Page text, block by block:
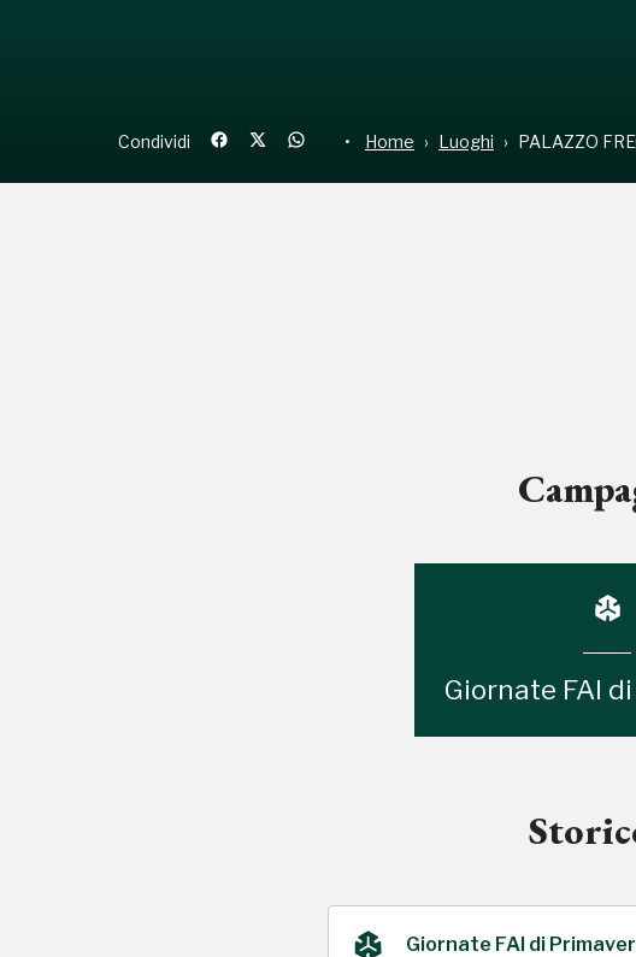
Condividi Home Luoghi PALAZZO
Giornate FAI
Giornate FAI di